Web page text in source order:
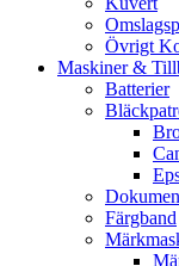
Övrigt
Maskiner &
Batterier
Färgband